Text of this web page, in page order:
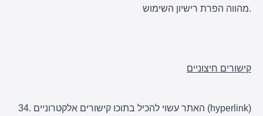
מהווה הפרת רישיון השימוש.
קישורים חיצוניים
34. האתר עשוי להכיל בתוכו קישורים אלקטרוניים (hyperlink)